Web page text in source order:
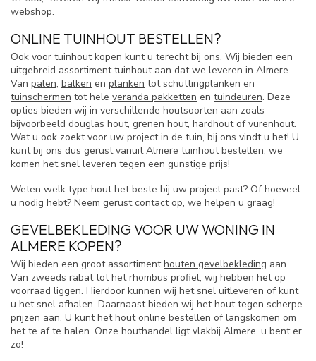
webshop.
ONLINE TUINHOUT BESTELLEN?
Ook voor tuinhoutkopen kunt u terecht bij ons. Wij bieden een
uitgebreid assortiment tuinhout aan dat we leveren in Almere.
Van palen, balken en planken tot schuttingplanken en
tuinschermen tot hele veranda pakketten en tuindeuren. Deze
opties bieden wij in verschillende houtsoorten aan zoals
bijvoorbeeld douglas hout, grenen hout, hardhout ofvurenhout.
Wat u ook zoekt voor uw project in de tuin, bij ons vindt u het! U
kunt bij ons dus gerust vanuit Almere tuinhout bestellen, we
komen het snel leveren tegen een gunstige prijs!
Weten welk type hout het beste bij uw project past? Of hoeveel
u nodig hebt? Neem gerust contact op, we helpen u graag!
GEVELBEKLEDING VOOR UW WONING IN
ALMERE KOPEN?
Wij bieden een groot assortimenthouten gevelbekleding aan.
Van zweeds rabat tot het rhombus profiel, wij hebben het op
voorraad liggen. Hierdoor kunnen wij het snel uitleveren of kunt
u het snel afhalen. Daarnaast bieden wij het hout tegen scherpe
prijzen aan. U kunt het hout online bestellen of langskomen om
het te af te halen. Onze houthandel ligt vlakbij Almere, u bent er
zo!